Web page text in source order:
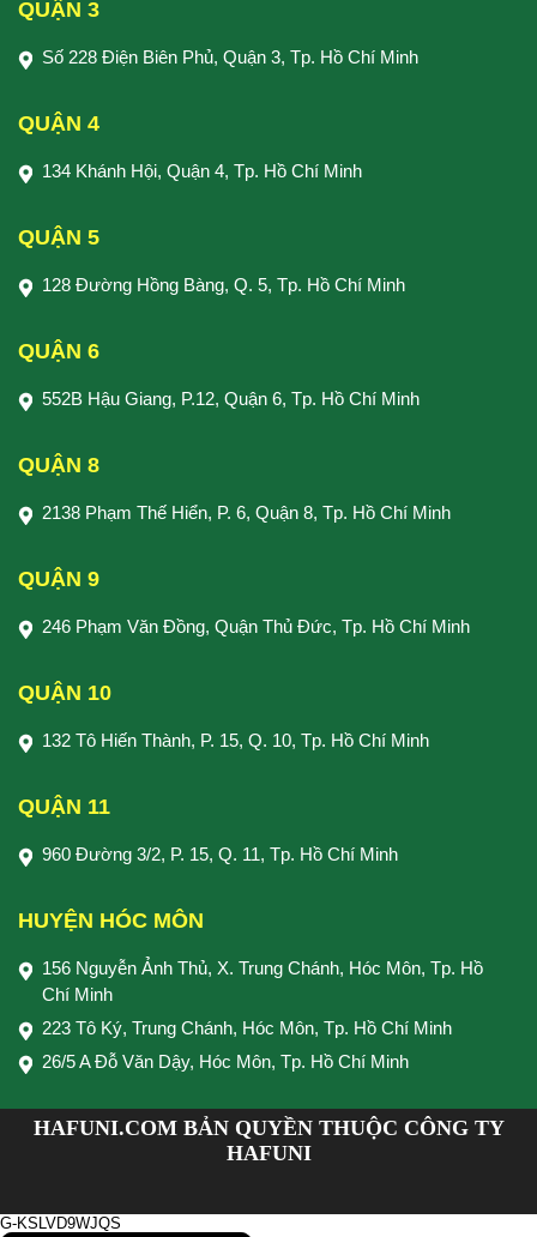
QUẬN 3
Số 228 Điện Biên Phủ, Quận 3, Tp. Hồ Chí Minh
QUẬN 4
134 Khánh Hội, Quận 4, Tp. Hồ Chí Minh
QUẬN 5
128 Đường Hồng Bàng, Q. 5, Tp. Hồ Chí Minh
QUẬN 6
552B Hậu Giang, P.12, Quận 6, Tp. Hồ Chí Minh
QUẬN 8
2138 Phạm Thế Hiển, P. 6, Quận 8, Tp. Hồ Chí Minh
QUẬN 9
246 Phạm Văn Đồng, Quận Thủ Đức, Tp. Hồ Chí Minh
QUẬN 10
132 Tô Hiến Thành, P. 15, Q. 10, Tp. Hồ Chí Minh
QUẬN 11
960 Đường 3/2, P. 15, Q. 11, Tp. Hồ Chí Minh
HUYỆN HÓC MÔN
156 Nguyễn Ảnh Thủ, X. Trung Chánh, Hóc Môn, Tp. Hồ
Chí Minh
223 Tô Ký, Trung Chánh, Hóc Môn, Tp. Hồ Chí Minh
26/5 A Đỗ Văn Dậy, Hóc Môn, Tp. Hồ Chí Minh
HAFUNI.COM BẢN QUYỀN THUỘC CÔNG TY
HAFUNI
G-KSLVD9WJQS